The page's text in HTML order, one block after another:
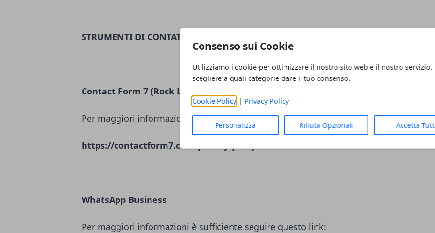
Consenso sui Cookie
Utilizziamo i cookie per ottimizzare il nostro sito web e il nostro servizio.
scegliere a quali categorie dare il tuo consenso.
Cookie Policy| Privacy Policy
Personalizza Rifiuta Opzionali Accetta
STRUMENTI DI CONTATTO
Contact Form 7 (Rock Lobster LLC)
Per maggiori informazioni è sufficiente seguire questo link:
https://contactform7.com/privacy-policy/
WhatsApp Business
Per maggiori informazioni è sufficiente seguire questo link: